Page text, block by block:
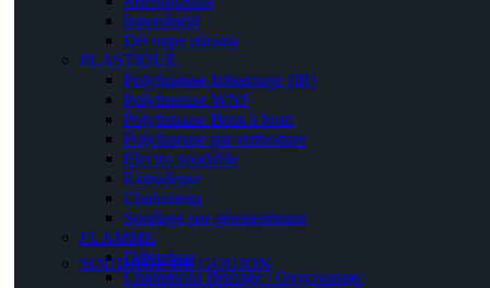
Innershield
Découpe plasma
PLASTIQUE
Polyfuseuse Infrarouge (IR)
Polyfuseuse WNF
Polyfuseuse Bout à bout
Polyfuseuse par emboiture
Electro soudable
Extrudeuse
Chalumeau
Soudage par géomenbrane
FLAMME
Détendeur
Chalumeau Brasage / Oxycoupage
SOUDAGE DE GOUJON